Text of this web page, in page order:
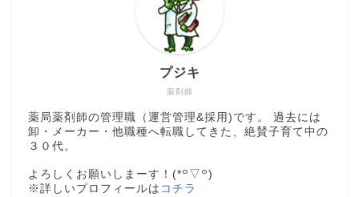
薬剤師
プジキ
薬局薬剤師の管理職（運営管理&採用)です。 過去には
卸・メーカー・他職種へ転職してきた、絶賛子育て中の
３０代。
よろしくお願いしまーす！(*꒪▽꒪)
※詳しいプロフィールは コチラ